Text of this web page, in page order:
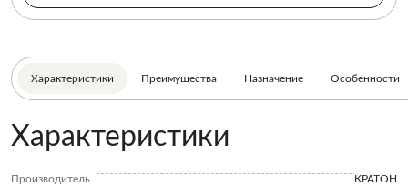
Характеристики Преимущества Назначение Особенности
Характеристики
Производитель
КРАТОН